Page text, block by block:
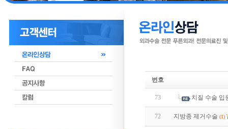
번호
73 치질 수술 입
72 지방종 제거수술 (1)